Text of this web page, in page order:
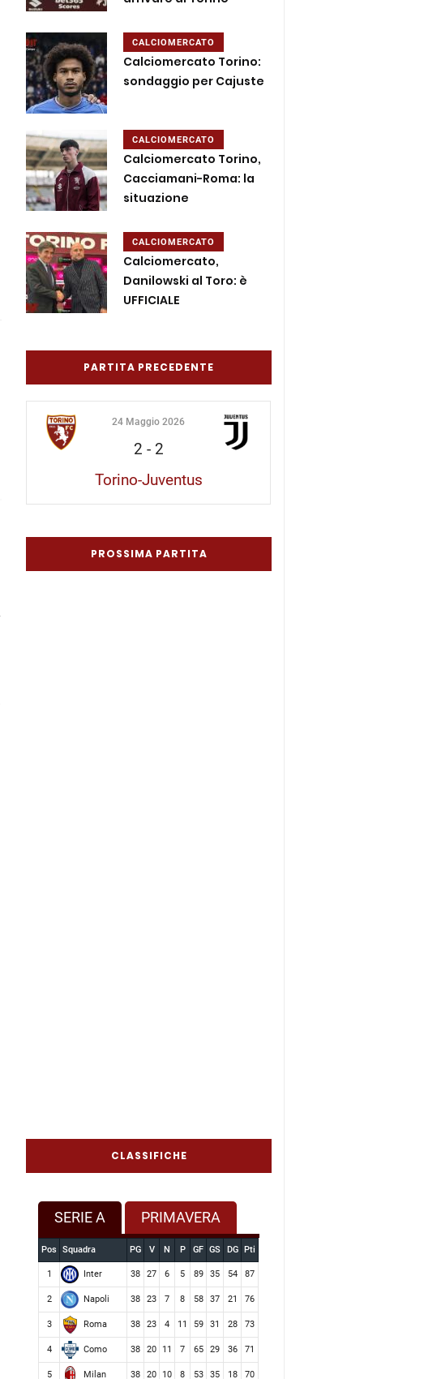
CALCIOMERCATO
Calciomercato Torino:
sondaggio per Cajuste
CALCIOMERCATO
Calciomercato Torino,
Cacciamani-Roma: la
situazione
CALCIOMERCATO
Calciomercato,
Danilowski al Toro: è
UFFICIALE
PARTITA PRECEDENTE
24 Maggio 2026
2 - 2
Torino-Juventus
PROSSIMA PARTITA
CLASSIFICHE
SERIE A PRIMAVERA
Pos Squadra PG V N P GF GS DG Pti
1 Inter 38 27 6 5 89 35 54 87
2 Napoli 38 23 7 8 58 37 21 76
3 Roma 38 23 4 11 59 31 28 73
4 Como 38 20 11 7 65 29 36 71
5 Milan 38 20 10 8 53 35 18 70